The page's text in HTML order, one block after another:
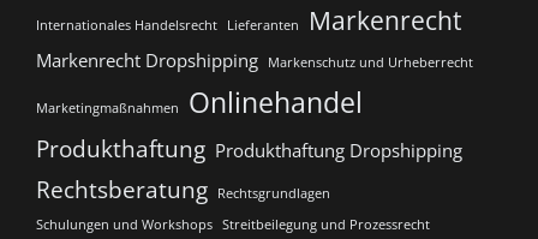
Internationales Handelsrecht Lieferanten Markenrecht
Markenrecht Dropshipping Markenschutz und Urheberrecht
Marketingmaßnahmen Onlinehandel
Produkthaftung Produkthaftung Dropshipping
Rechtsberatung
Rechtsgrundlagen
Schulungen und Workshops Streitbeilegung und Prozessrecht​